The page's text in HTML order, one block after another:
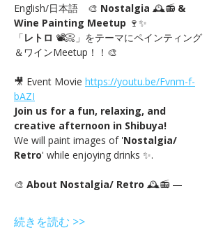
English/日本語　🎨 Nostalgia 🕰️📻 &
Wine Painting Meetup 🍷✨
「レトロ 📽📀」をテーマにペインティング
＆ワインMeetup！！🎨
🎥 Event Movie https://youtu.be/Fvnm-f-
bAZI
Join us for a fun, relaxing, and
creative afternoon in Shibuya!
We will paint images of 'Nostalgia/
Retro' while enjoying drinks ✨.
🎨 About Nostalgia/ Retro 🕰️📻 —
続きを読む >>